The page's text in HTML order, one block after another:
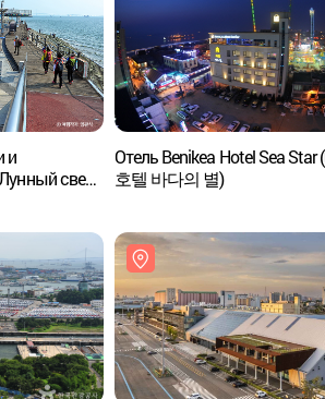
и
свет"
Отель Benikea Hotel Sea Star
호텔 바다의 별)